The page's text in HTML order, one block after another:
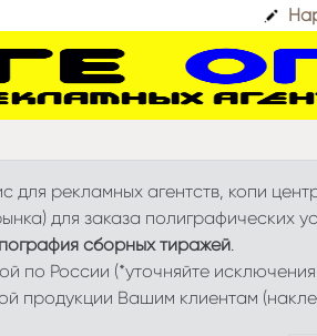
для рекламных агентств, копи
для заказа полиграфических
сборных тиражей.
по России (*уточняйте
продукции Вашим клиентам